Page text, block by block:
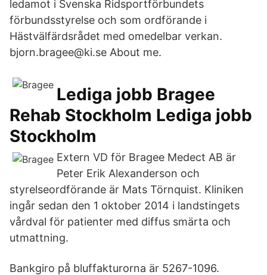
ledamot i Svenska Ridsportförbundets
förbundsstyrelse och som ordförande i
Hästvälfärdsrådet med omedelbar verkan.
bjorn.bragee@ki.se About me.
Lediga jobb Bragee
Rehab Stockholm Lediga jobb
Stockholm
Extern VD för Bragee Medect AB är
Peter Erik Alexanderson och
styrelseordförande är Mats Törnquist. Kliniken
ingår sedan den 1 oktober 2014 i landstingets
vårdval för patienter med diffus smärta och
utmattning.
Bankgiro på bluffakturorna är 5267-1096.